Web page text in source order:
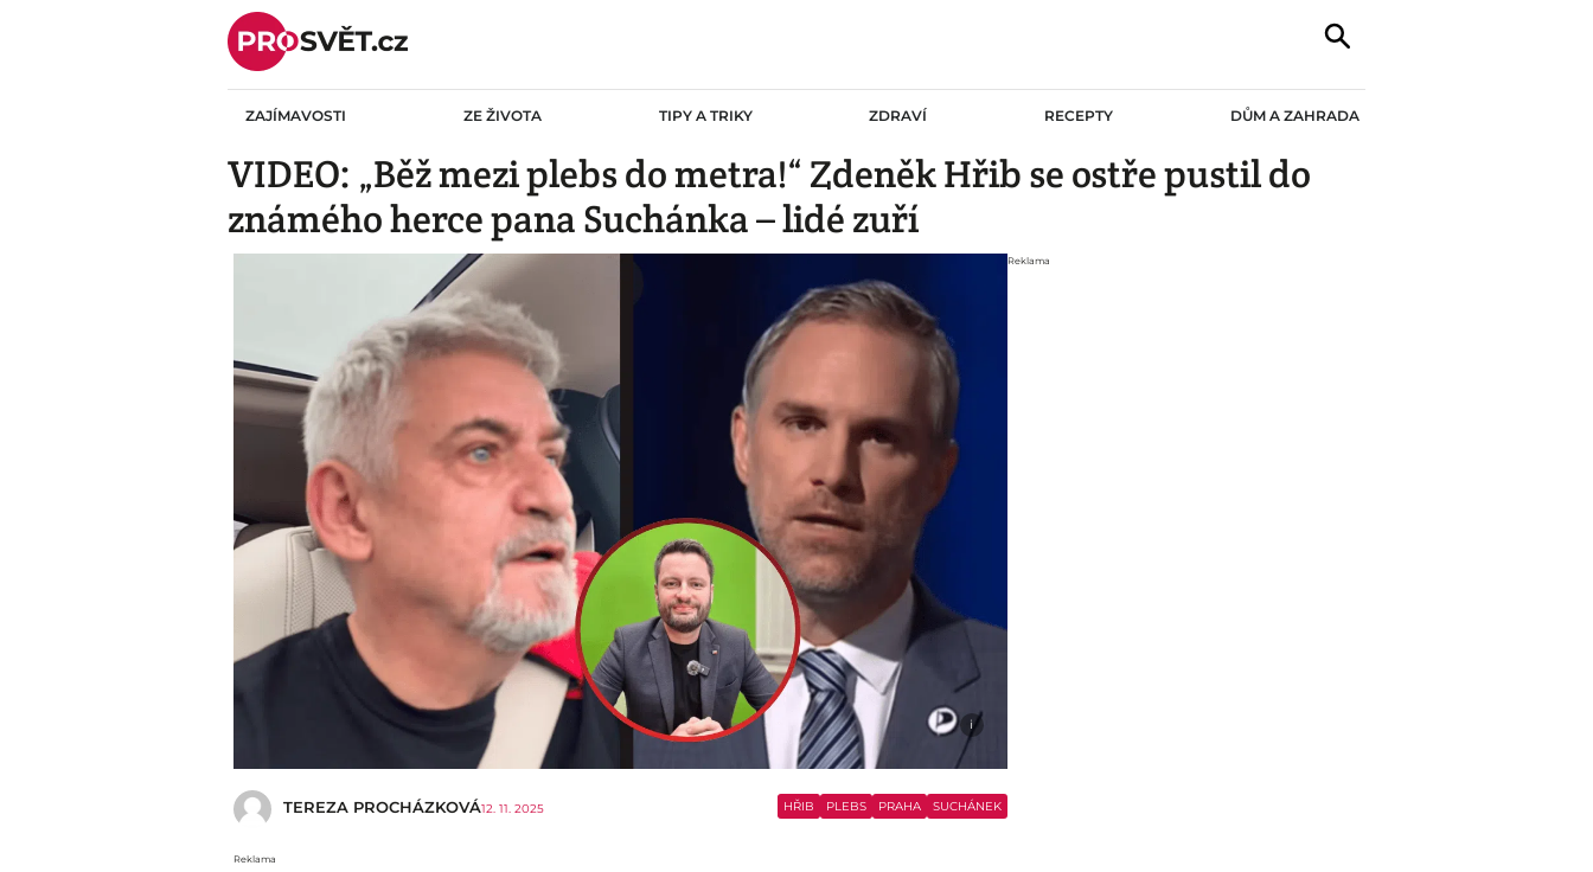
Skip
content
ZAJÍMAVOSTI ZE ŽIVOTA TIPY A TRIKY ZDRAVÍ RECEPTY DŮM A ZAHRADA
VIDEO: „Běž mezi plebs do metra!“ Zdeněk Hřib se ostře pustil do
známého herce pana Suchánka – lidé zuří
i
TEREZA PROCHÁZKOVÁ12. 11. 2025 HŘIB PLEBS PRAHA SUCHÁNEK
Reklama
Reklama